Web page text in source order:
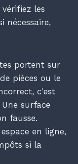
les
nécessaire,
portent sur
pièces ou le
c'est
surface
fausse.
en ligne,
si la